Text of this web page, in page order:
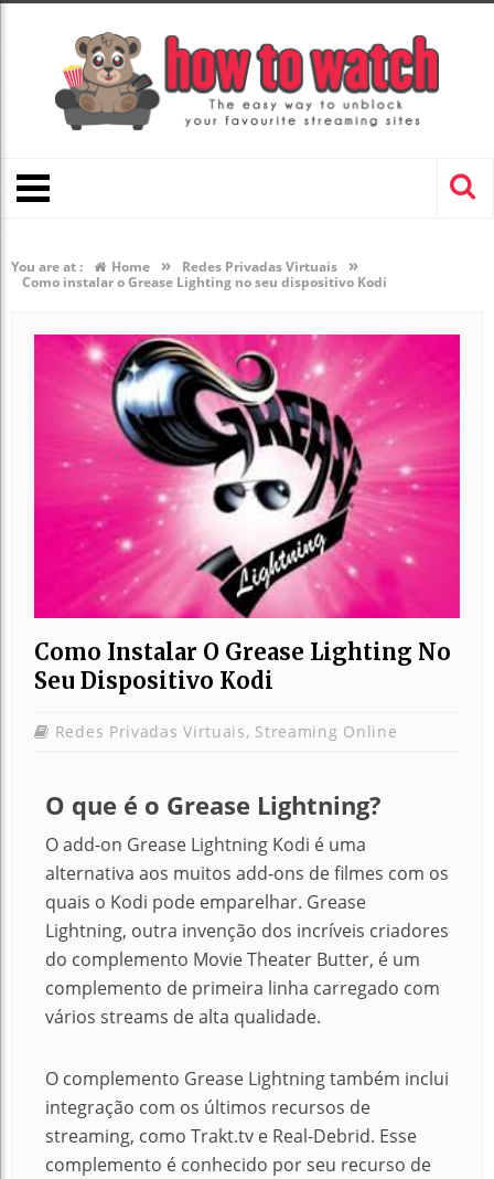
You are at : Home » Redes Privadas Virtuais »
Como instalar o Grease Lighting no seu dispositivo Kodi
Como Instalar O Grease Lighting No
Seu Dispositivo Kodi
Redes Privadas Virtuais, Streaming Online
O que é o Grease Lightning?
O add-on Grease Lightning Kodi é uma
alternativa aos muitos add-ons de filmes com os
quais o Kodi pode emparelhar. Grease
Lightning, outra invenção dos incríveis criadores
do complemento Movie Theater Butter, é um
complemento de primeira linha carregado com
vários streams de alta qualidade.
O complemento Grease Lightning também inclui
integração com os últimos recursos de
streaming, como Trakt.tv e Real-Debrid. Esse
complemento é conhecido por seu recurso de